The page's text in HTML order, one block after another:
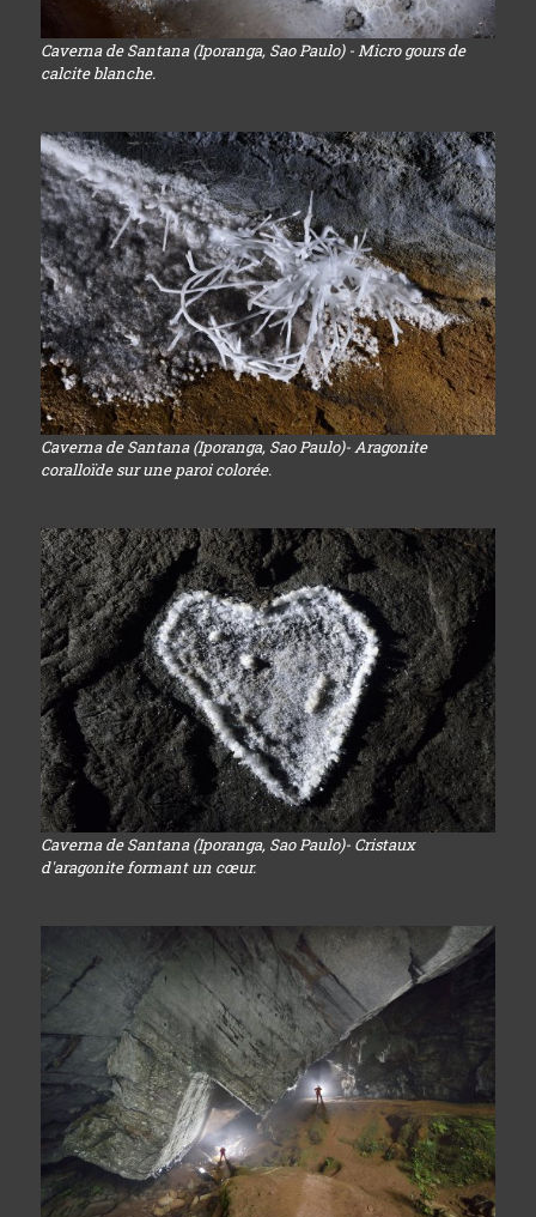
Caverna de Santana (Iporanga, Sao Paulo) - Micro gours de
calcite blanche.
Caverna de Santana (Iporanga, Sao Paulo)- Aragonite
coralloïde sur une paroi colorée.
Caverna de Santana (Iporanga, Sao Paulo)- Cristaux
d'aragonite formant un cœur.